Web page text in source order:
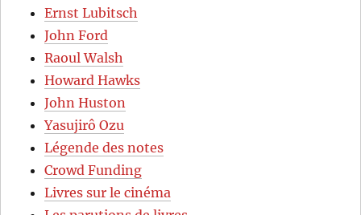
Ernst Lubitsch
John Ford
Raoul Walsh
Howard Hawks
John Huston
Yasujirô Ozu
Légende des notes
Crowd Funding
Livres sur le cinéma